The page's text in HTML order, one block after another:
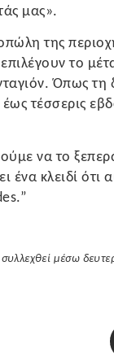
μας».
της
το
Όπως τη
τέσσερις
να το
κλειδί ότι
μέσω